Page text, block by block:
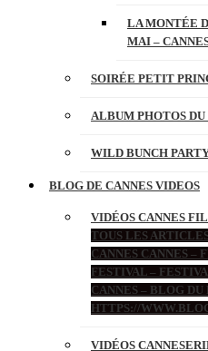
LA MONTÉE
MAI –
SOIRÉE PETIT
ALBUM PHOTOS
WILD BUNCH
BLOG DE CANNES VIDEOS
VIDÉOS CANNES
TOUS LES
CANNES CANNES –
FESTIVAL –
CANNES – BLOG
HTTPS://
VIDÉOS